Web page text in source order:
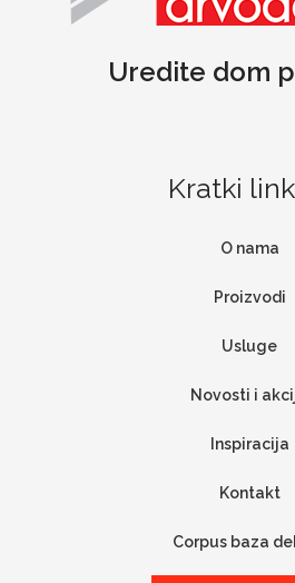
Uredite dom
Kratki
O nama
Proizvodi
Usluge
Novosti i
Inspiracija
Kontakt
Corpus baza